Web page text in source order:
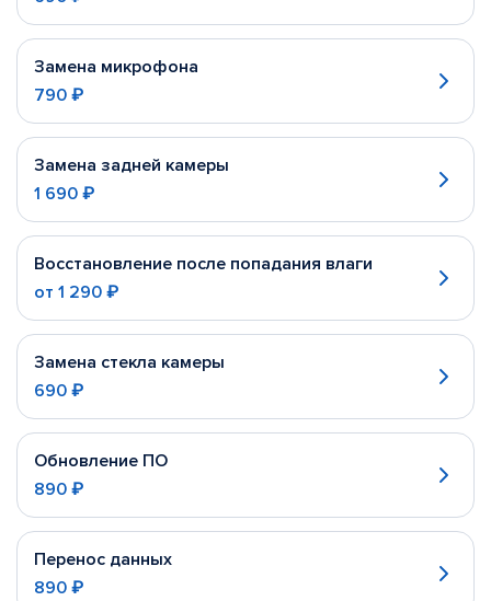
Замена микрофона
790 ₽
Замена задней камеры
1 690 ₽
Восстановление после попадания влаги
от 1 290 ₽
Замена стекла камеры
690 ₽
Обновление ПО
890 ₽
Перенос данных
890 ₽